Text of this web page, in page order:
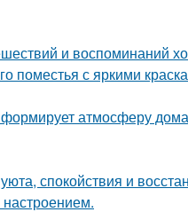
и воспоминаний
поместья с яркими
формирует атмосферу
спокойствия и
настроением.